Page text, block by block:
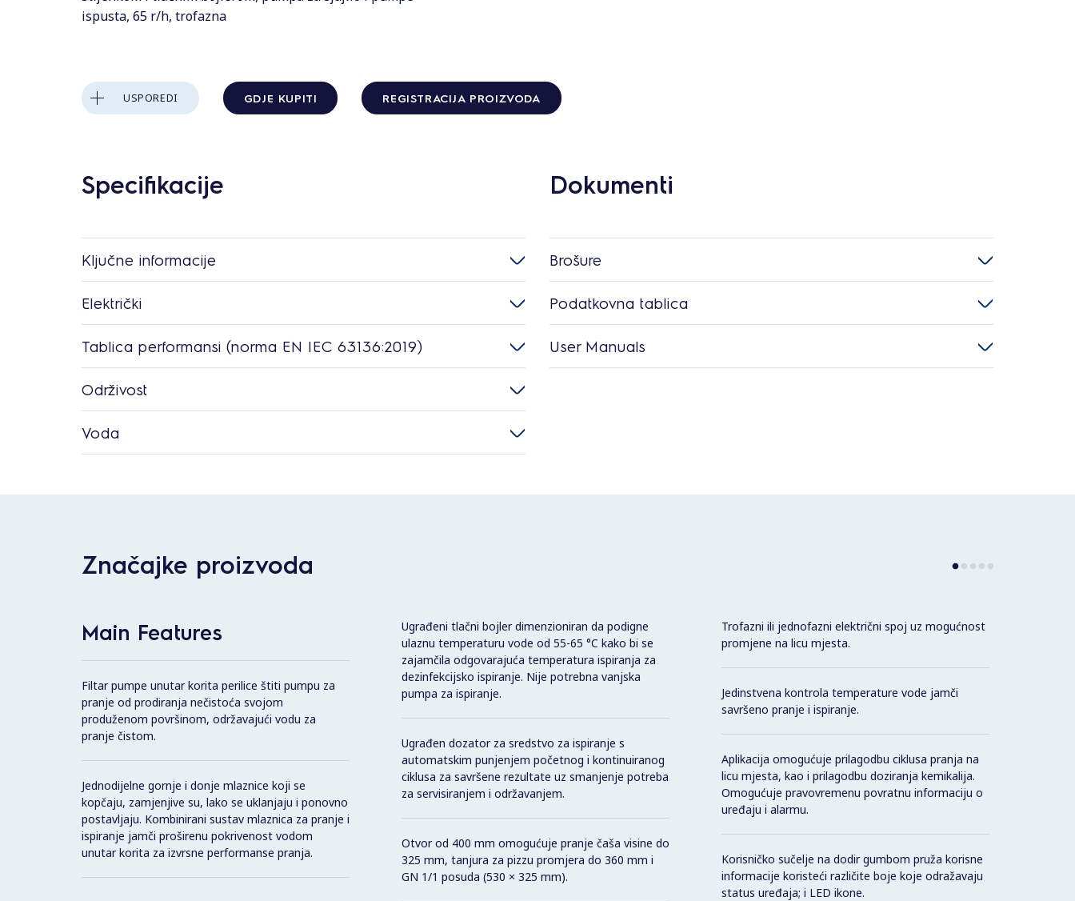
ispusta, 65 r/h, trofazna
USPOREDI GDJE KUPITI REGISTRACIJA PROIZVODA
Specifikacije
Ključne informacije
Električki
Tablica performansi (norma EN IEC 63136:2019)
Održivost
Voda
Dokumenti
Brošure
Podatkovna tablica
User Manuals
Značajke proizvoda
Main Features
Filtar pumpe unutar korita perilice štiti pumpu za
pranje od prodiranja nečistoća svojom
produženom površinom, održavajući vodu za
pranje čistom.
Jednodijelne gornje i donje mlaznice koji se
kopčaju, zamjenjive su, lako se uklanjaju i ponovno
postavljaju. Kombinirani sustav mlaznica za pranje i
ispiranje jamči proširenu pokrivenost vodom
unutar korita za izvrsne performanse pranja.
Ugrađeni tlačni bojler dimenzioniran da podigne
ulaznu temperaturu vode od 55-65 °C kako bi se
zajamčila odgovarajuća temperatura ispiranja za
dezinfekcijsko ispiranje. Nije potrebna vanjska
pumpa za ispiranje.
Ugrađen dozator za sredstvo za ispiranje s
automatskim punjenjem početnog i kontinuiranog
ciklusa za savršene rezultate uz smanjenje potreba
za servisiranjem i održavanjem.
Otvor od 400 mm omogućuje pranje čaša visine do
325 mm, tanjura za pizzu promjera do 360 mm i
GN 1/1 posuda (530 × 325 mm).
Trofazni ili jednofazni električni spoj uz mogućnost
promjene na licu mjesta.
Jedinstvena kontrola temperature vode jamči
savršeno pranje i ispiranje.
Aplikacija omogućuje prilagodbu ciklusa pranja na
licu mjesta, kao i prilagodbu doziranja kemikalija.
Omogućuje pravovremenu povratnu informaciju o
uređaju i alarmu.
Korisničko sučelje na dodir gumbom pruža korisne
informacije koristeći različite boje koje odražavaju
status uređaja; i LED ikone.